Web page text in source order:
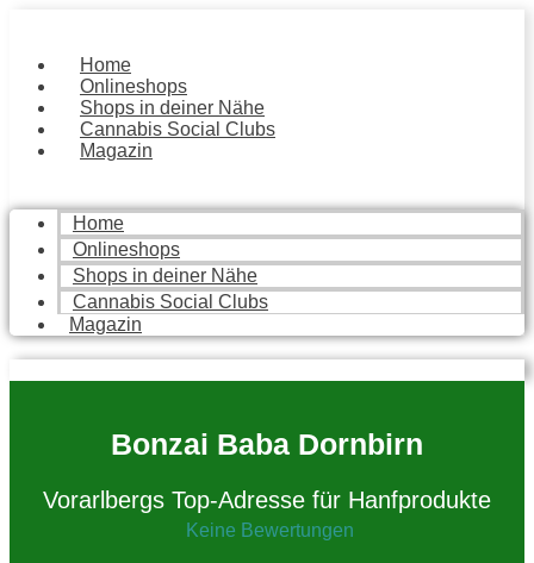
springenHome
Onlineshops
Shops in deiner Nähe
Cannabis Social Clubs
Magazin
Home
Onlineshops
Shops in deiner Nähe
Cannabis Social Clubs
Magazin
Bonzai Baba Dornbirn
Vorarlbergs Top-Adresse für Hanfprodukte
Keine Bewertungen